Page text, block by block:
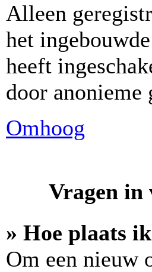
Alleen
het
heeft
door anonieme
Omhoog
Vragen in
» Hoe plaats
Om een nieuw